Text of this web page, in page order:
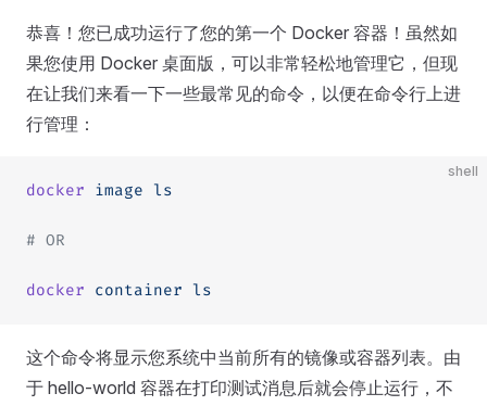
恭喜！您已成功运行了您的第一个 Docker 容器！虽然如
果您使用 Docker 桌面版，可以非常轻松地管理它，但现
在让我们来看一下一些最常见的命令，以便在命令行上进
行管理：
shell
docker image ls
# OR
docker container ls
这个命令将显示您系统中当前所有的镜像或容器列表。由
于 hello-world 容器在打印测试消息后就会停止运行，不